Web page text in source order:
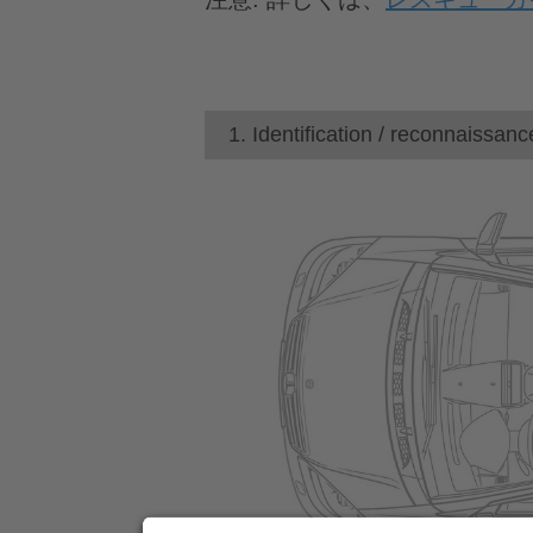
1. Identification /